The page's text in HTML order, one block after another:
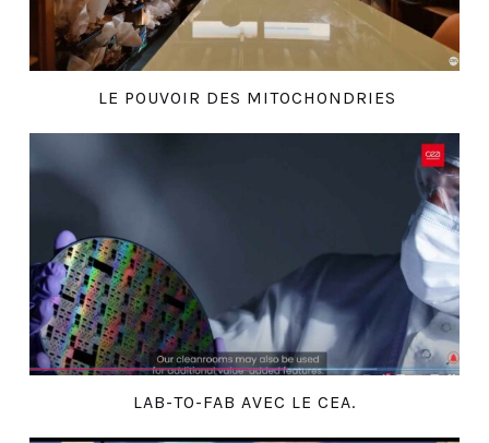
LE POUVOIR DES MITOCHONDRIES
LAB-TO-FAB AVEC LE CEA.